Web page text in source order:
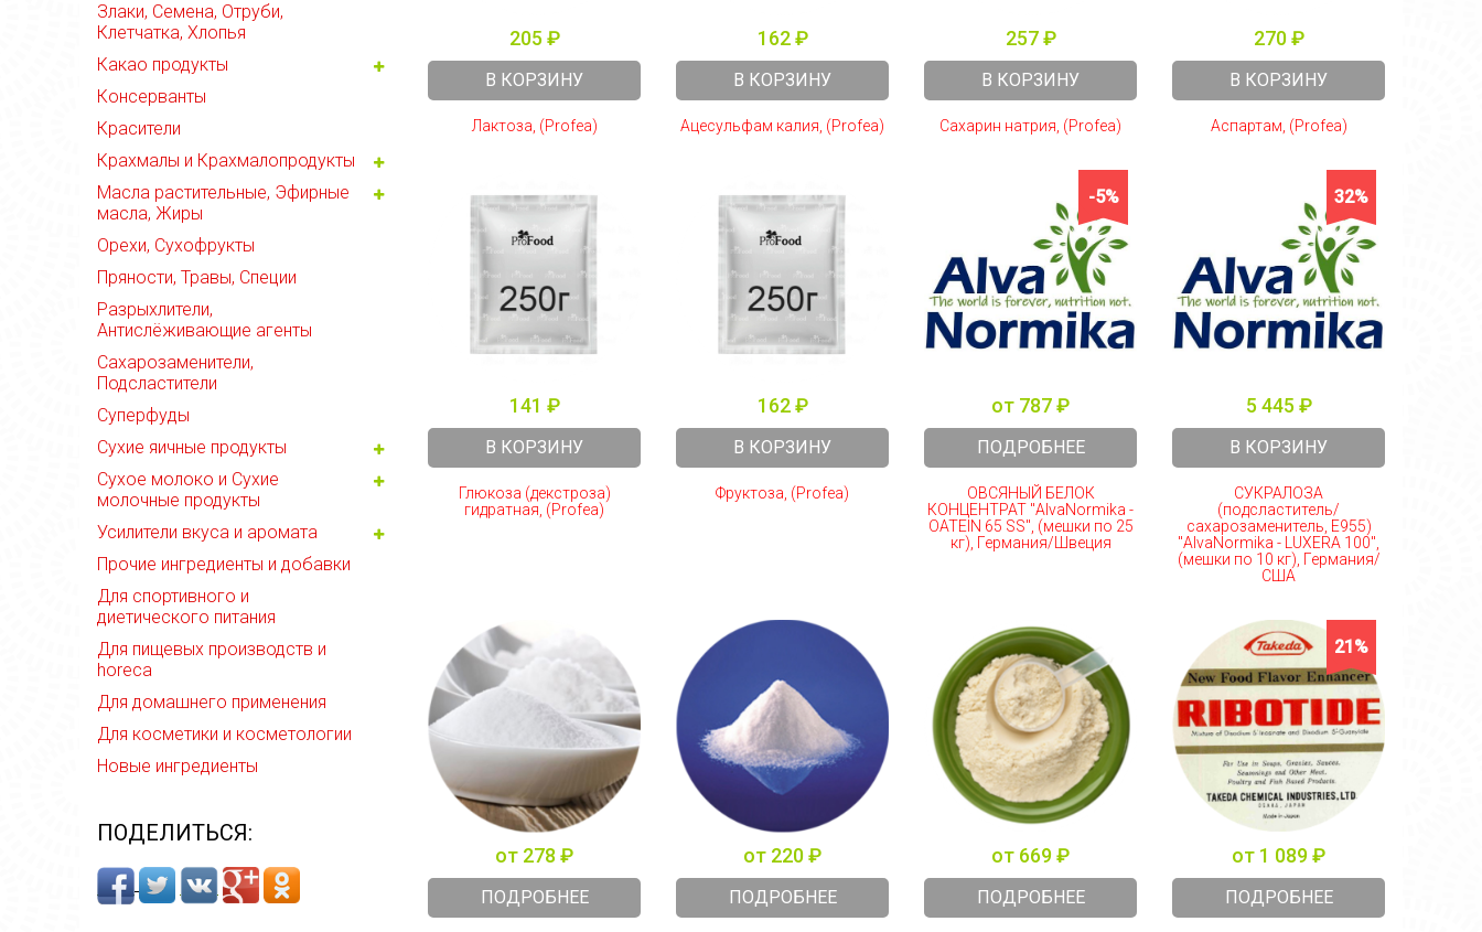
Злаки, Семена, Отруби,
Клетчатка, Хлопья
Какао продукты
Консерванты
Красители
Крахмалы и Крахмалопродукты
Масла растительные, Эфирные
масла, Жиры
Орехи, Сухофрукты
Пряности, Травы, Специи
Разрыхлители,
Антислёживающие агенты
Сахарозаменители,
Подсластители
Суперфуды
Сухие яичные продукты
Сухое молоко и Сухие
молочные продукты
Усилители вкуса и аромата
Прочие ингредиенты и добавки
Для спортивного и
диетического питания
Для пищевых производств и
horeca
Для домашнего применения
Для косметики и косметологии
Новые ингредиенты
ПОДЕЛИТЬСЯ:
205 ₽
В КОРЗИНУ
Лактоза, (Profea)
162 ₽
В КОРЗИНУ
Ацесульфам калия, (Profea)
257 ₽
В КОРЗИНУ
Сахарин натрия, (Profea)
270 ₽
В КОРЗИНУ
Аспартам, (Profea)
141 ₽
В КОРЗИНУ
Глюкоза (декстроза)
гидратная, (Profea)
162 ₽
В КОРЗИНУ
Фруктоза, (Profea)
-5%
от 787 ₽
ПОДРОБНЕЕ
ОВСЯНЫЙ БЕЛОК
КОНЦЕНТРАТ "AlvaNormika -
OATEIN 65 SS", (мешки по 25
кг), Германия/Швеция
32%
5 445 ₽
В КОРЗИНУ
СУКРАЛОЗА
(подсластитель/
сахарозаменитель, E955)
"AlvaNormika - LUXERA 100",
(мешки по 10 кг), Германия/
США
от 278 ₽
ПОДРОБНЕЕ
от 220 ₽
ПОДРОБНЕЕ
от 669 ₽
ПОДРОБНЕЕ
21%
от 1 089 ₽
ПОДРОБНЕЕ